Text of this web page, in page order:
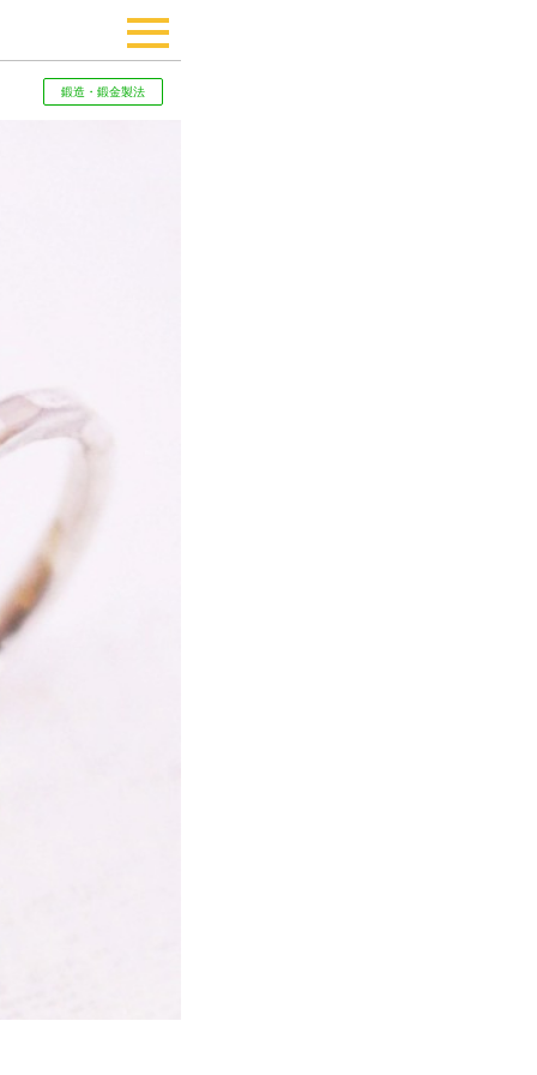
鍛造・鍛金製法